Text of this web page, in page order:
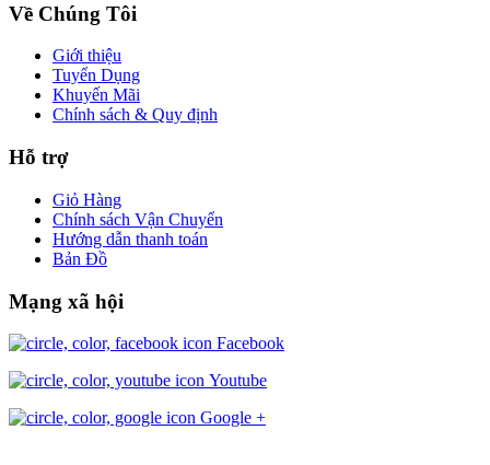
Về Chúng Tôi
Giới thiệu
Tuyển Dụng
Khuyến Mãi
Chính sách & Quy định
Hỗ trợ
Giỏ Hàng
Chính sách Vận Chuyển
Hướng dẫn thanh toán
Bản Đồ
Mạng xã hội
Facebook
Youtube
Google +